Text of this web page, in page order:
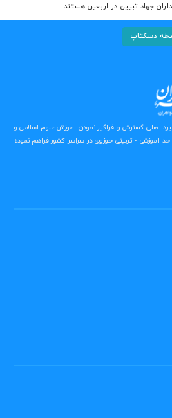
جهاد تبیین در اربعین هستند
دسکتاپ
اصلی گسترش و فراگیر نمودن آموزش علوم اسلامی و
آموزشی - تربیتی حوزوی در سراسر کشور فراهم نموده